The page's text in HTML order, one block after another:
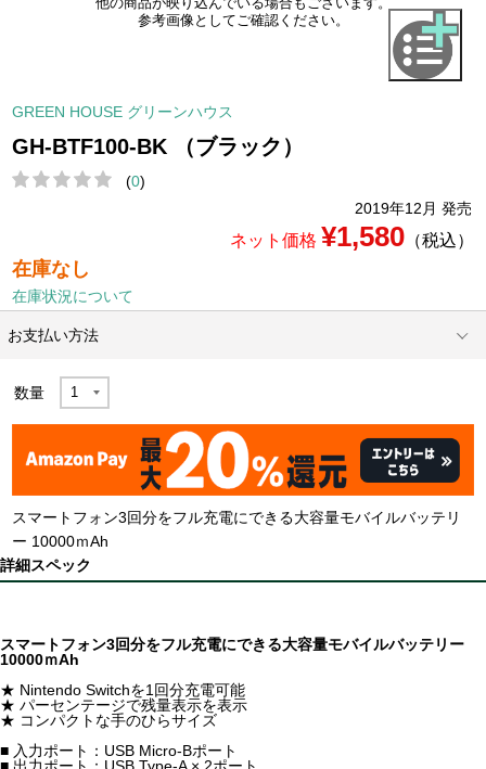
他の商品が映り込んでいる場合もございます。
参考画像としてご確認ください。
GREEN HOUSE グリーンハウス
GH-BTF100-BK （ブラック）
(0)
2019年12月 発売
ネット価格 ¥1,580（税込）
在庫なし
在庫状況について
お支払い方法
数量
スマートフォン3回分をフル充電にできる大容量モバイルバッテリ
ー 10000ｍAh
詳細スペック
スマートフォン3回分をフル充電にできる大容量モバイルバッテリー
10000ｍAh
★ Nintendo Switchを1回分充電可能
★ パーセンテージで残量表示を表示
★ コンパクトな手のひらサイズ
■ 入力ポート：USB Micro-Bポート